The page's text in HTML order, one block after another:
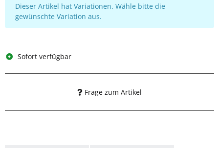
x
Dieser Artikel hat Variationen. Wähle bitte die
gewünschte Variation aus.
Sofort verfügbar
Frage zum Artikel